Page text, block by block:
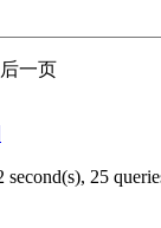
一页
second(s), 25